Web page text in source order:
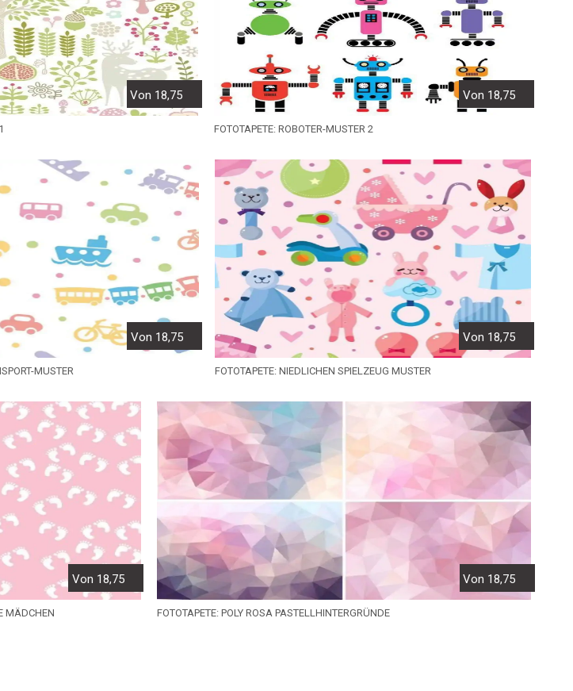
Von 18,75 Von 18,75
FOTOTAPETE: ROBOTER-MUSTER 2
Von 18,75
MUSTER
Von 18,75
FOTOTAPETE: NIEDLICHEN SPIELZEUG MUSTER
Von 18,75
MÄDCHEN
Von 18,75
FOTOTAPETE: POLY ROSA PASTELLHINTERGRÜNDE